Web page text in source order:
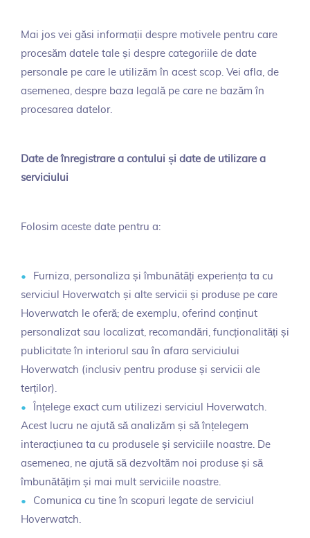
Mai jos vei găsi informații despre motivele pentru care
procesăm datele tale și despre categoriile de date
personale pe care le utilizăm în acest scop. Vei afla, de
asemenea, despre baza legală pe care ne bazăm în
procesarea datelor.
Date de înregistrare a contului și date de utilizare a
serviciului
Folosim aceste date pentru a:
Furniza, personaliza și îmbunătăți experiența ta cu
serviciul Hoverwatch și alte servicii și produse pe care
Hoverwatch le oferă; de exemplu, oferind conținut
personalizat sau localizat, recomandări, funcționalități și
publicitate în interiorul sau în afara serviciului
Hoverwatch (inclusiv pentru produse și servicii ale
terților).
Înțelege exact cum utilizezi serviciul Hoverwatch.
Acest lucru ne ajută să analizăm și să înțelegem
interacțiunea ta cu produsele și serviciile noastre. De
asemenea, ne ajută să dezvoltăm noi produse și să
îmbunătățim și mai mult serviciile noastre.
Comunica cu tine în scopuri legate de serviciul
Hoverwatch.